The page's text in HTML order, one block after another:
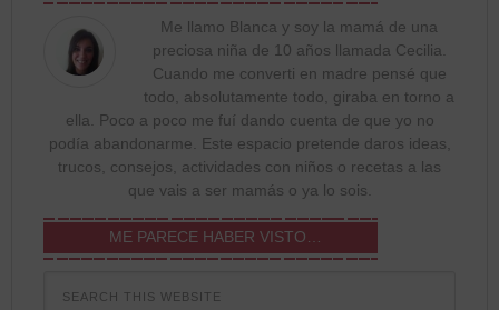
Me llamo Blanca y soy la mamá de una
preciosa niña de 10 años llamada Cecilia.
Cuando me converti en madre pensé que
todo, absolutamente todo, giraba en torno a
ella. Poco a poco me fuí dando cuenta de que yo no
podía abandonarme. Este espacio pretende daros ideas,
trucos, consejos, actividades con niños o recetas a las
que vais a ser mamás o ya lo sois.
ME PARECE HABER VISTO…